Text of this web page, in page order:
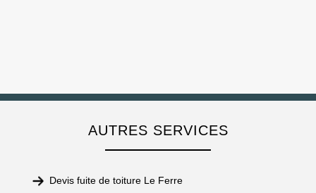
AUTRES SERVICES
Devis fuite de toiture Le Ferre